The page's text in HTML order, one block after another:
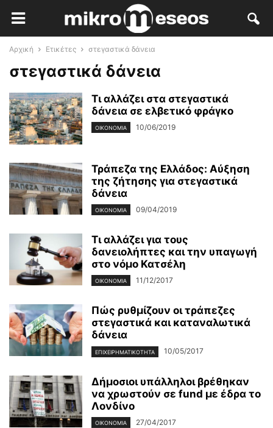
Αρχική Ετικέτες στεγαστικά δάνεια
στεγαστικά δάνεια
Τι αλλάζει στα στεγαστικά
δάνεια σε ελβετικό φράγκο
ΟΙΚΟΝΟΜΊΑ 10/06/2019
Τράπεζα της Ελλάδος: Αύξηση
της ζήτησης για στεγαστικά
δάνεια
ΟΙΚΟΝΟΜΊΑ 09/04/2019
Τι αλλάζει για τους
δανειολήπτες και την υπαγωγή
στο νόμο Κατσέλη
ΟΙΚΟΝΟΜΊΑ 11/12/2017
Πώς ρυθμίζουν οι τράπεζες
στεγαστικά και καταναλωτικά
δάνεια
ΕΠΙΧΕΙΡΗΜΑΤΙΚΌΤΗΤΑ 10/05/2017
Δήμοσιοι υπάλληλοι βρέθηκαν
να χρωστούν σε fund με έδρα το
Λονδίνο
ΟΙΚΟΝΟΜΊΑ 27/04/2017